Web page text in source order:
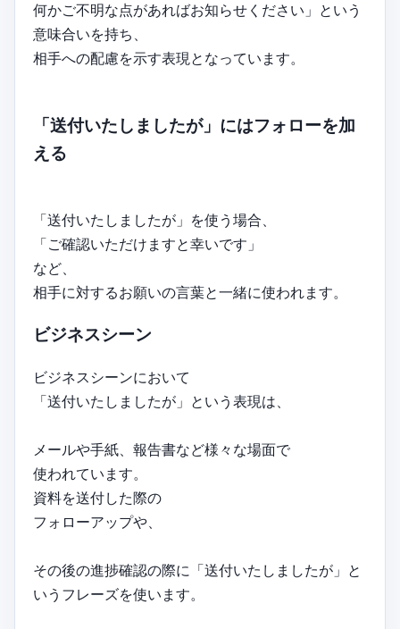
何かご不明な点があればお知らせください」という
意味合いを持ち、
相手への配慮を示す表現となっています。
「送付いたしましたが」にはフォローを加
える
「送付いたしましたが」を使う場合、
「ご確認いただけますと幸いです」
など、
相手に対するお願いの言葉と一緒に使われます。
ビジネスシーン
ビジネスシーンにおいて
「送付いたしましたが」という表現は、
メールや手紙、報告書など様々な場面で
使われています。
資料を送付した際の
フォローアップや、
その後の進捗確認の際に「送付いたしましたが」と
いうフレーズを使います。